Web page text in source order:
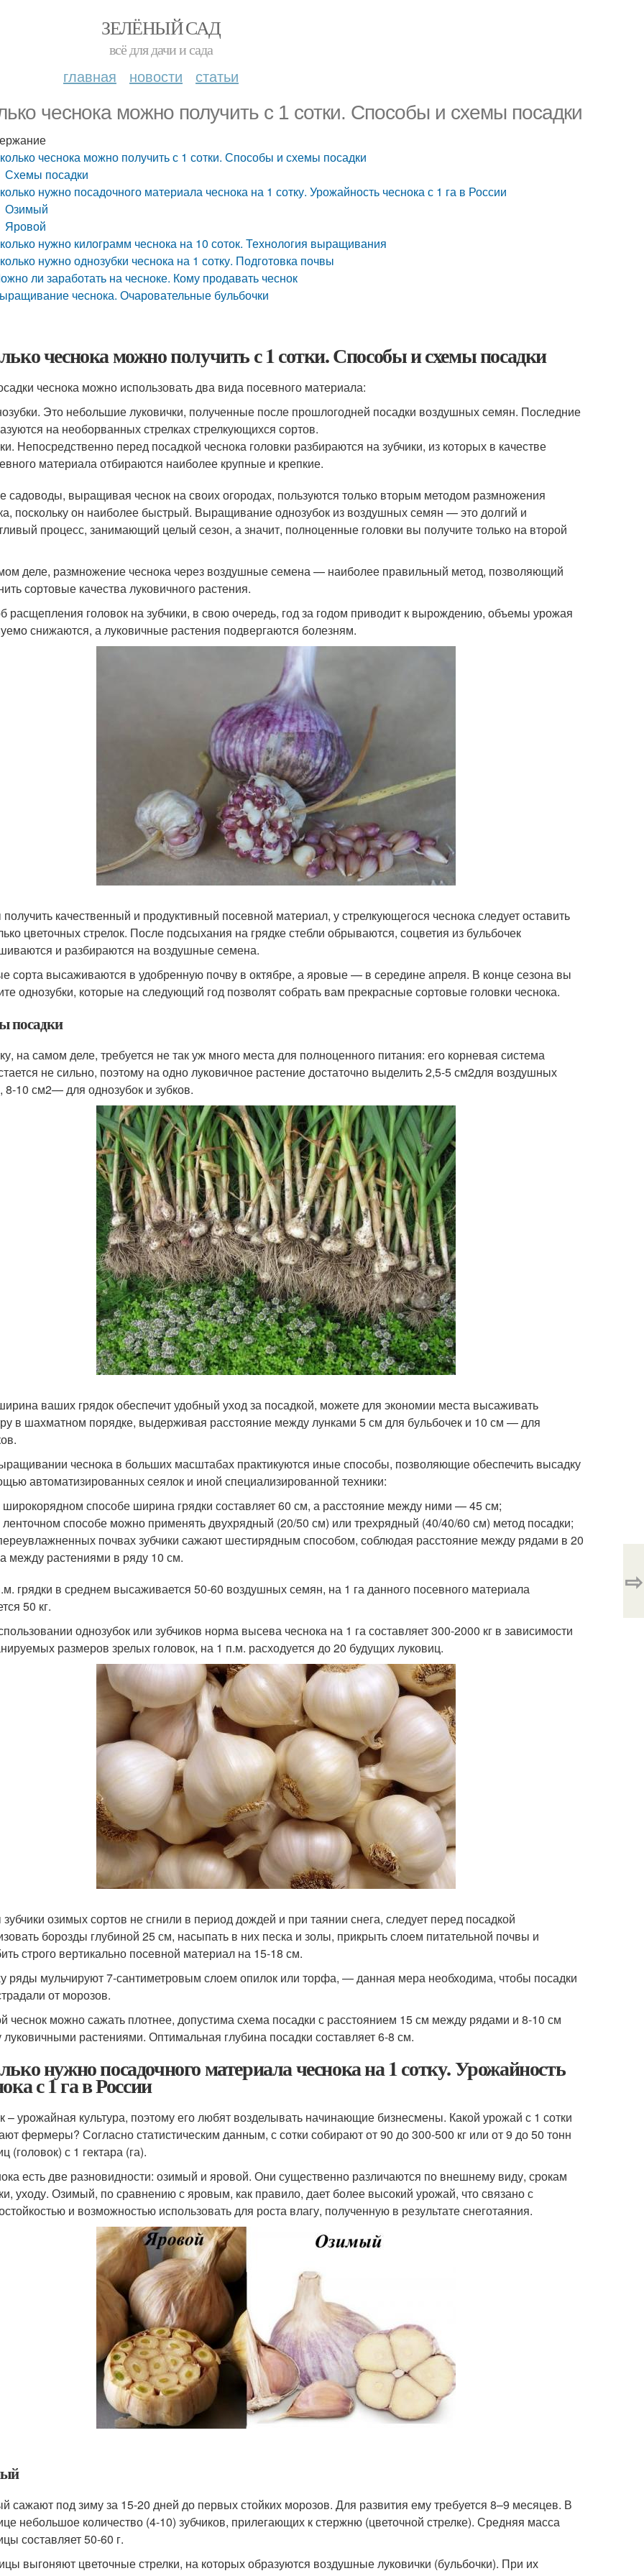
ЗЕЛЁНЫЙ САД
всё для дачи и сада
главная новости статьи
чеснока можно получить с 1 сотки. Способы и схемы посадки
чеснока можно получить с 1 сотки. Способы и схемы посадки
Схемы посадки
нужно посадочного материала чеснока на 1 сотку. Урожайность чеснока с 1 га в России
Озимый
Яровой
нужно килограмм чеснока на 10 соток. Технология выращивания
нужно однозубки чеснока на 1 сотку. Подготовка почвы
ли заработать на чесноке. Кому продавать чеснок
чеснока. Очаровательные бульбочки
чеснока можно получить с 1 сотки. Способы и схемы посадки
чеснока можно использовать два вида посевного материала:
Это небольшие луковички, полученные после прошлогодней посадки воздушных семян. Последние
на необорванных стрелках стрелкующихся сортов.
Непосредственно перед посадкой чеснока головки разбираются на зубчики, из которых в качестве
материала отбираются наиболее крупные и крепкие.
садоводы, выращивая чеснок на своих огородах, пользуются только вторым методом размножения
поскольку он наиболее быстрый. Выращивание однозубок из воздушных семян — это долгий и
процесс, занимающий целый сезон, а значит, полноценные головки вы получите только на второй
деле, размножение чеснока через воздушные семена — наиболее правильный метод, позволяющий
сортовые качества луковичного растения.
расщепления головок на зубчики, в свою очередь, год за годом приводит к вырождению, объемы урожая
снижаются, а луковичные растения подвергаются болезням.
качественный и продуктивный посевной материал, у стрелкующегося чеснока следует оставить
цветочных стрелок. После подсыхания на грядке стебли обрываются, соцветия из бульбочек
и разбираются на воздушные семена.
сорта высаживаются в удобренную почву в октябре, а яровые — в середине апреля. В конце сезона вы
однозубки, которые на следующий год позволят собрать вам прекрасные сортовые головки чеснока.
посадки
на самом деле, требуется не так уж много места для полноценного питания: его корневая система
не сильно, поэтому на одно луковичное растение достаточно выделить 2,5-5 см2для воздушных
8-10 см2— для однозубок и зубков.
ваших грядок обеспечит удобный уход за посадкой, можете для экономии места высаживать
в шахматном порядке, выдерживая расстояние между лунками 5 см для бульбочек и 10 см — для
чеснока в больших масштабах практикуются иные способы, позволяющие обеспечить высадку
автоматизированных сеялок и иной специализированной техники:
широкорядном способе ширина грядки составляет 60 см, а расстояние между ними — 45 см;
ленточном способе можно применять двухрядный (20/50 см) или трехрядный (40/40/60 см) метод посадки;
почвах зубчики сажают шестирядным способом, соблюдая расстояние между рядами в 20
между растениями в ряду 10 см.
грядки в среднем высаживается 50-60 воздушных семян, на 1 га данного посевного материала
50 кг.
однозубок или зубчиков норма высева чеснока на 1 га составляет 300-2000 кг в зависимости
размеров зрелых головок, на 1 п.м. расходуется до 20 будущих луковиц.
озимых сортов не сгнили в период дождей и при таянии снега, следует перед посадкой
борозды глубиной 25 см, насыпать в них песка и золы, прикрыть слоем питательной почвы и
строго вертикально посевной материал на 15-18 см.
ряды мульчируют 7-сантиметровым слоем опилок или торфа, — данная мера необходима, чтобы посадки
от морозов.
чеснок можно сажать плотнее, допустима схема посадки с расстоянием 15 см между рядами и 8-10 см
растениями. Оптимальная глубина посадки составляет 6-8 см.
нужно посадочного материала чеснока на 1 сотку. Урожайность
с 1 га в России
– урожайная культура, поэтому его любят возделывать начинающие бизнесмены. Какой урожай с 1 сотки
фермеры? Согласно статистическим данным, с сотки собирают от 90 до 300-500 кг или от 9 до 50 тонн
(головок) с 1 гектара (га).
есть две разновидности: озимый и яровой. Они существенно различаются по внешнему виду, срокам
уходу. Озимый, по сравнению с яровым, как правило, дает более высокий урожай, что связано с
и возможностью использовать для роста влагу, полученную в результате снеготаяния.
сажают под зиму за 15-20 дней до первых стойких морозов. Для развития ему требуется 8–9 месяцев. В
небольшое количество (4-10) зубчиков, прилегающих к стержню (цветочной стрелке). Средняя масса
составляет 50-60 г.
выгоняют цветочные стрелки, на которых образуются воздушные луковички (бульбочки). При их
⇨